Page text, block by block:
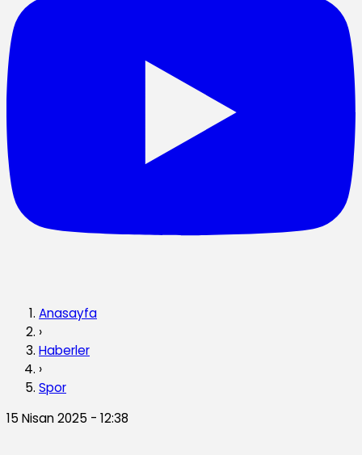
Anasayfa
›
Haberler
›
Spor
15 Nisan 2025 - 12:38